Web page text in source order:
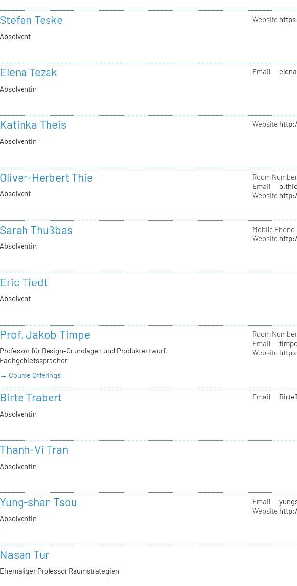
Stefan Teske
Absolvent
Website
Elena Tezak
Absolventin
Email
Katinka Theis
Absolventin
Website
Oliver-Herbert Thie
Absolvent
Room Number
Email
Website
Sarah Thußbas
Absolventin
Mobile Phone
Website
Eric Tiedt
Absolvent
Prof. Jakob Timpe
Professor für Design-Grundlagen und Produktentwurf,
Fachgebietssprecher
→ Course Offerings
Room Number
Email
Website
Birte Trabert
Absolventin
Email
Thanh-Vi Tran
Absolventin
Yung-shan Tsou
Absolventin
Email
Website
Nasan Tur
Ehemaliger Professor Raumstrategien